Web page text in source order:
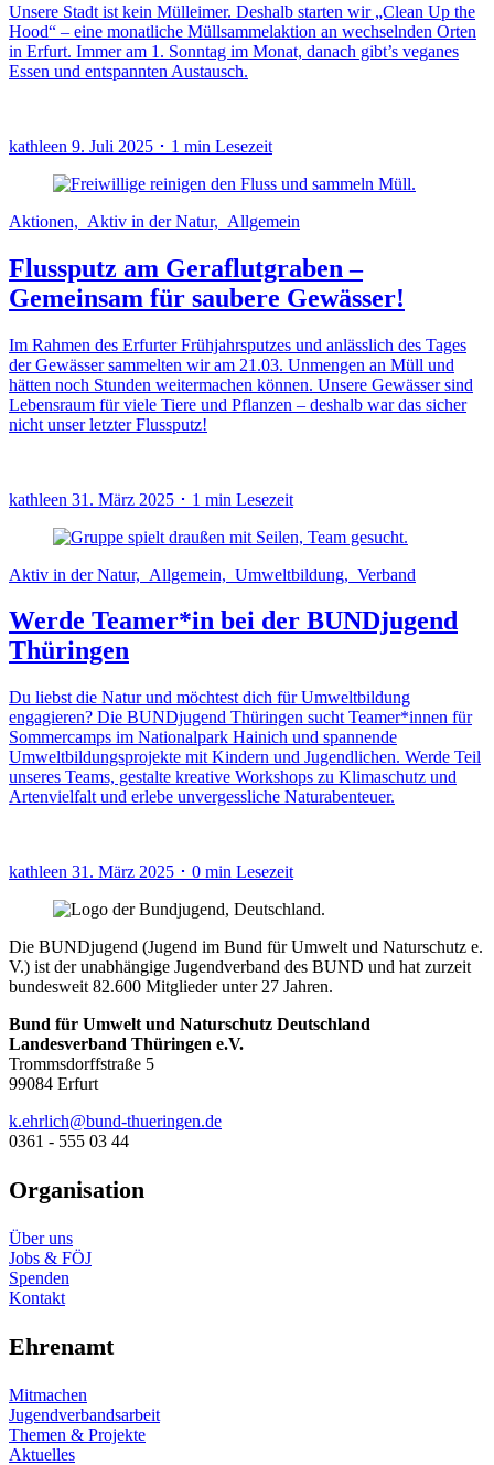
Unsere Stadt ist kein Mülleimer. Deshalb starten wir „Clean Up the
Hood“ – eine monatliche Müllsammelaktion an wechselnden Orten
in Erfurt. Immer am 1. Sonntag im Monat, danach gibt’s veganes
Essen und entspannten Austausch.
kathleen 9. Juli 2025 ･ 1 min Lesezeit
Aktionen, Aktiv in der Natur, Allgemein
Flussputz am Geraflutgraben –
Gemeinsam für saubere Gewässer!
Im Rahmen des Erfurter Frühjahrsputzes und anlässlich des Tages
der Gewässer sammelten wir am 21.03. Unmengen an Müll und
hätten noch Stunden weitermachen können. Unsere Gewässer sind
Lebensraum für viele Tiere und Pflanzen – deshalb war das sicher
nicht unser letzter Flussputz!
kathleen 31. März 2025 ･ 1 min Lesezeit
Aktiv in der Natur, Allgemein, Umweltbildung, Verband
Werde Teamer*in bei der BUNDjugend
Thüringen
Du liebst die Natur und möchtest dich für Umweltbildung
engagieren? Die BUNDjugend Thüringen sucht Teamer*innen für
Sommercamps im Nationalpark Hainich und spannende
Umweltbildungsprojekte mit Kindern und Jugendlichen. Werde Teil
unseres Teams, gestalte kreative Workshops zu Klimaschutz und
Artenvielfalt und erlebe unvergessliche Naturabenteuer.
kathleen 31. März 2025 ･ 0 min Lesezeit
Die BUNDjugend (Jugend im Bund für Umwelt und Naturschutz e.
V.) ist der unabhängige Jugendverband des BUND und hat zurzeit
bundesweit 82.600 Mitglieder unter 27 Jahren.
Bund für Umwelt und Naturschutz Deutschland
Landesverband Thüringen e.V.
Trommsdorffstraße 5
99084 Erfurt
ed.negnireuht-dnub@hcilrhe.k
0361 - 555 03 44
Organisation
Über uns
Jobs & FÖJ
Spenden
Kontakt
Ehrenamt
Mitmachen
Jugendverbandsarbeit
Themen & Projekte
Aktuelles